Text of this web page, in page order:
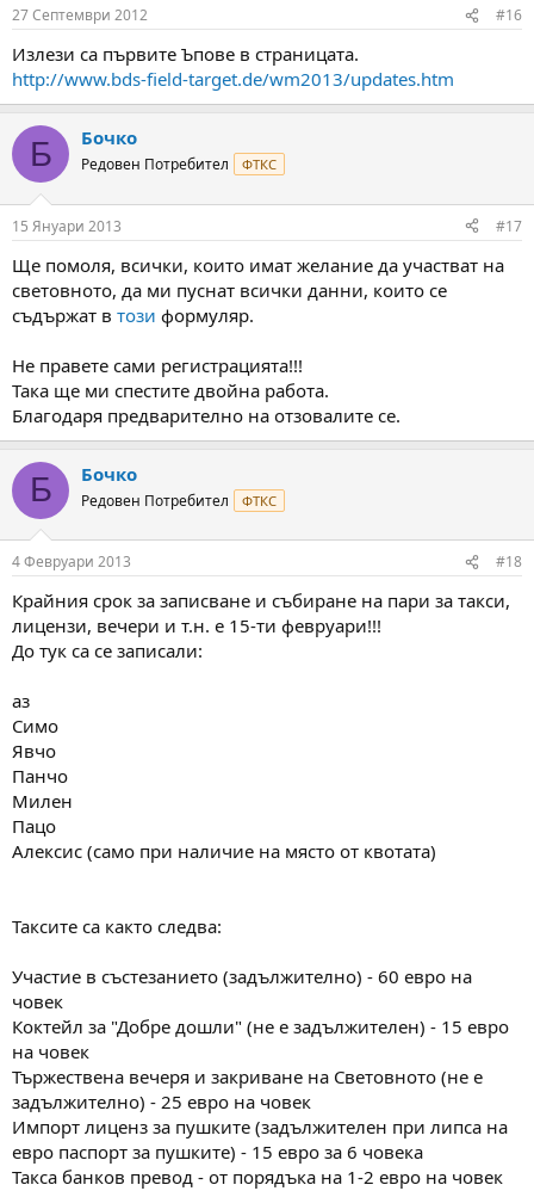
27 Септември 2012 #16
Излези са първите Ъпове в страницата.
http://www.bds-field-target.de/wm2013/updates.htm
Б Бочко
Редовен Потребител ФТКС
15 Януари 2013 #17
Ще помоля, всички, които имат желание да участват на
световното, да ми пуснат всички данни, които се
съдържат в този формуляр.
Не правете сами регистрацията!!!
Така ще ми спестите двойна работа.
Благодаря предварително на отзовалите се.
Б Бочко
Редовен Потребител ФТКС
4 Февруари 2013 #18
Крайния срок за записване и събиране на пари за такси,
лицензи, вечери и т.н. е 15-ти февруари!!!
До тук са се записали:
аз
Симо
Явчо
Панчо
Милен
Пацо
Алексис (само при наличие на място от квотата)
Таксите са както следва:
Участие в състезанието (задължително) - 60 евро на
човек
Коктейл за "Добре дошли" (не е задължителен) - 15 евро
на човек
Тържествена вечеря и закриване на Световното (не е
задължително) - 25 евро на човек
Импорт лиценз за пушките (задължителен при липса на
евро паспорт за пушките) - 15 евро за 6 човека
Такса банков превод - от порядъка на 1-2 евро на човек